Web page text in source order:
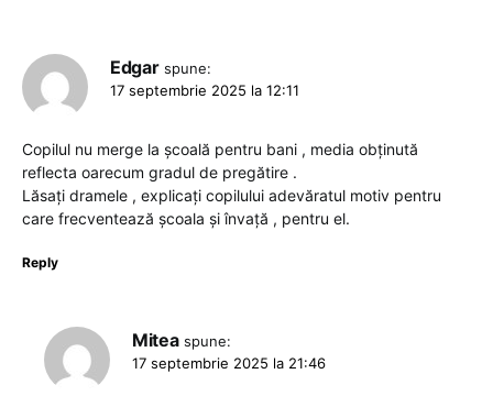
Edgar spune:
17 septembrie 2025 la 12:11
Copilul nu merge la școală pentru bani , media obținută
reflecta oarecum gradul de pregătire .
Lăsați dramele , explicați copilului adevăratul motiv pentru
care frecventează școala și învață , pentru el.
Reply
Mitea spune:
17 septembrie 2025 la 21:46